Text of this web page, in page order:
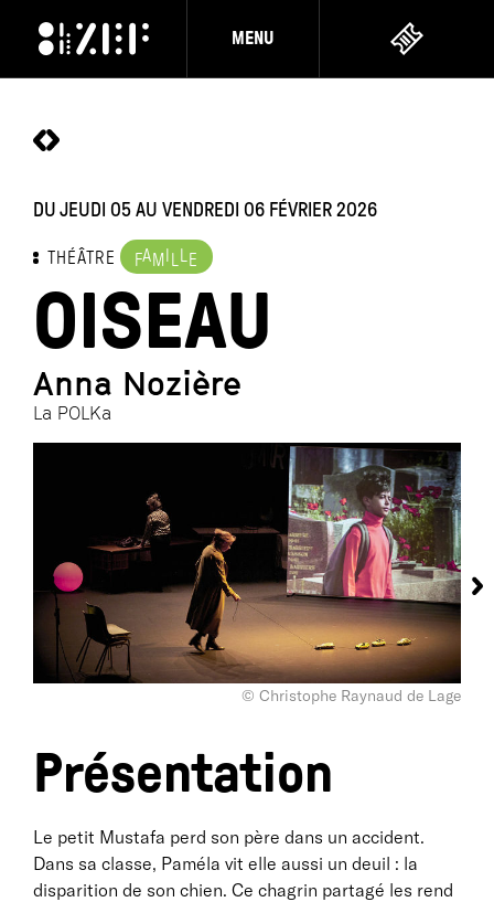
MENU
DU JEUDI 05 AU VENDREDI 06 FÉVRIER 2026
THÉÂTRE FAM LE
OISEAU
Anna Nozière
La POLKa
© Christophe Raynaud de Lage
Présentation
Le petit Mustafa perd son père dans un accident.
Dans sa classe, Paméla vit elle aussi un deuil : la
disparition de son chien. Ce chagrin partagé les rend